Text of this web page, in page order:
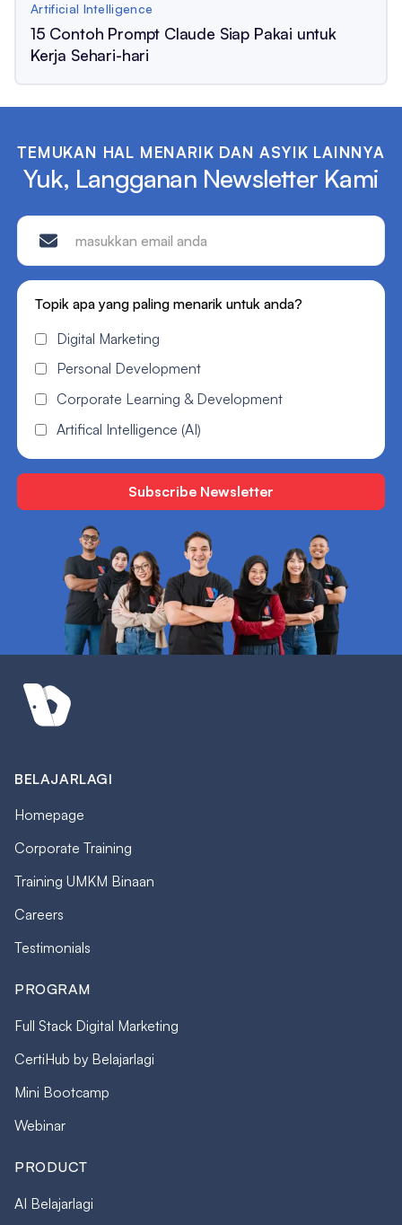
Artificial Intelligence
15 Contoh Prompt Claude Siap Pakai untuk
Kerja Sehari-hari
TEMUKAN HAL MENARIK DAN ASYIK LAINNYA
Yuk, Langganan Newsletter Kami
Topik apa yang paling menarik untuk anda?
Digital Marketing
Personal Development
Corporate Learning & Development
Artifical Intelligence (AI)
BELAJARLAGI
Homepage
Corporate Training
Training UMKM Binaan
Careers
Testimonials
PROGRAM
Full Stack Digital Marketing
CertiHub by Belajarlagi
Mini Bootcamp
Webinar
PRODUCT
AI Belajarlagi